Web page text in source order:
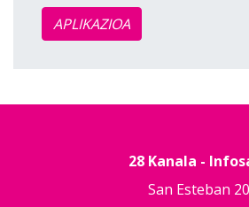
APLIKAZIOA
28 Kanala -
San Esteban 20